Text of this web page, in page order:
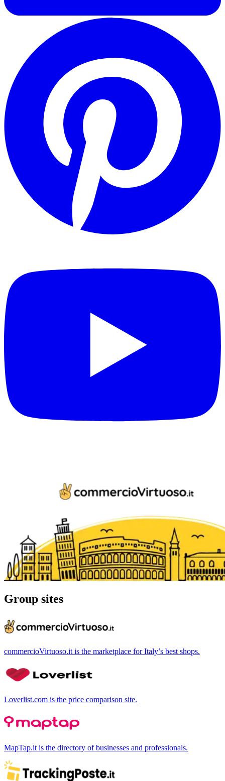
Group sites
commercioVirtuoso.it is the marketplace for Italy’s best shops.
Loverlist.com is the price comparison site.
MapTap.it is the directory of businesses and professionals.